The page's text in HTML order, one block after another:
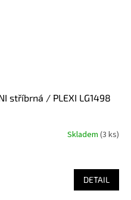
stříbrná / PLEXI LG1498
Skladem (3 ks)
DETAIL